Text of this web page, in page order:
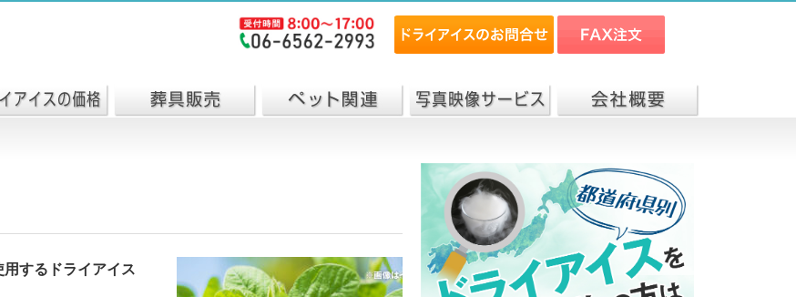
するドライアイス